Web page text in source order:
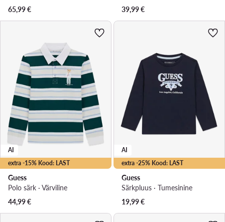
65,99€
39,99€
extra -15% Kood: LAST
AI
Guess
Polo särk · Värviline
44,99€
extra -25% Kood: LAST
AI
Guess
Särkpluus · Tumesinine
19,99€